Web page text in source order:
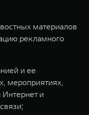
материалов
рекламного
и ее
мероприятиях,
Интернет и